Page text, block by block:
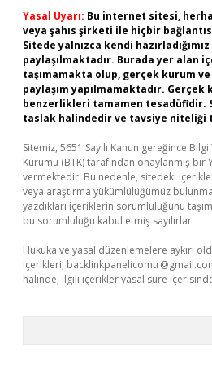
Yasal Uyarı: Bu internet sitesi,
veya şahıs şirketi ile hiçbir
Sitede yalnızca kendi
paylaşılmaktadır. Burada yer alan
taşımamakta olup, gerçek kurum
paylaşım yapılmamaktadır.
benzerlikleri tamamen tesadüfidir.
taslak halindedir ve tavsiye niteliği
Sitemiz, 5651 Sayılı Kanun gereğince
Kurumu (BTK) tarafından onaylanmış bir
vermektedir. Bu nedenle, sitedeki
veya araştırma yükümlülüğümüz
yazdıkları içeriklerin sorumluluğunu
bu sorumluluğu kabul etmiş sayılırlar.
Hukuka ve yasal düzenlemelere aykırı
içerikleri,
halinde, ilgili içerikler yasal süre